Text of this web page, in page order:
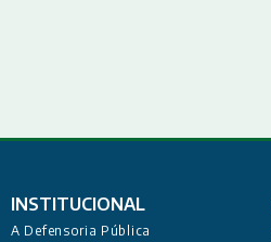
INSTITUCIONAL
A Defensoria Pública